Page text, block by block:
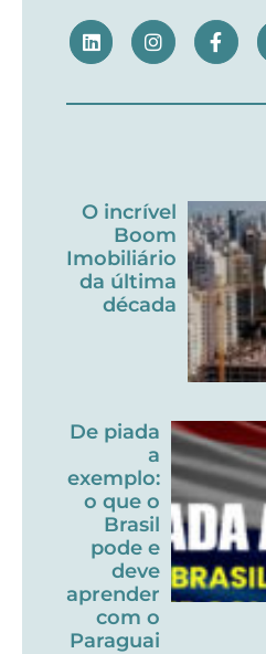
O incrível
Boom
Imobiliário
da última
década
De piada
a
exemplo:
o que o
Brasil
pode e
deve
aprender
com o
Paraguai